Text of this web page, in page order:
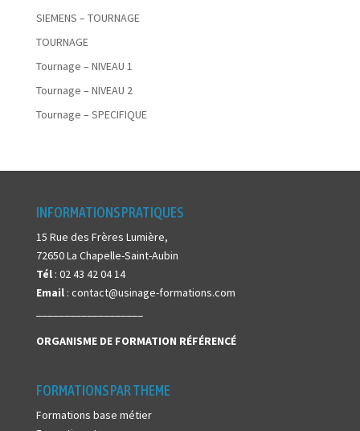
SIEMENS – TOURNAGE
TOURNAGE
Tournage – NIVEAU 1
Tournage – NIVEAU 2
Tournage – SPECIFIQUE
INFORMATIONS PRATIQUES
15 Rue des Frères Lumière,
72650 La Chapelle-Saint-Aubin
Tél: 02 43 42 04 14
Email: contact@usinage-formations.com
ORGANISME DE FORMATION RÉFÉRENCÉ
FORMATIONS PAR THEME
Formations base métier